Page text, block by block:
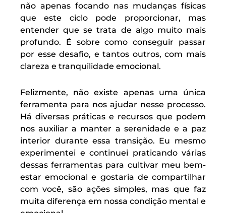
não apenas focando nas mudanças físicas
que este ciclo pode proporcionar, mas
entender que se trata de algo muito mais
profundo. É sobre como conseguir passar
por esse desafio, e tantos outros, com mais
clareza e tranquilidade emocional.
Felizmente, não existe apenas uma única
ferramenta para nos ajudar nesse processo.
Há diversas práticas e recursos que podem
nos auxiliar a manter a serenidade e a paz
interior durante essa transição. Eu mesmo
experimentei e continuei praticando várias
dessas ferramentas para cultivar meu bem-
estar emocional e gostaria de compartilhar
com você, são ações simples, mas que faz
muita diferença em nossa condição mental e